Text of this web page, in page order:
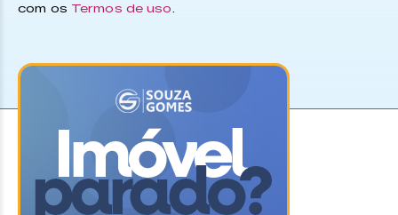
com os Termos de uso